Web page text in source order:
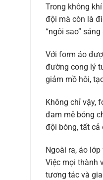
Trong không
đội mà còn là
“ngôi sao”
Với form áo
đường cong lý
giảm mồ hôi,
Không chỉ vậy,
đam mê bóng
đội bóng, tất cả
Ngoài ra, áo
Việc mọi thành
tương tác và